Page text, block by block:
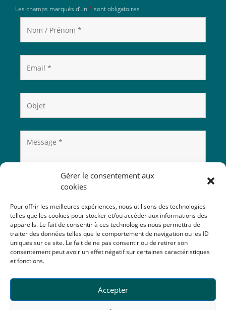
Gérer le consentement aux
cookies
Pour offrir les meilleures expériences, nous utilisons des technologies
telles que les cookies pour stocker et/ou accéder aux informations des
appareils. Le fait de consentir à ces technologies nous permettra de
traiter des données telles que le comportement de navigation ou les ID
uniques sur ce site. Le fait de ne pas consentir ou de retirer son
consentement peut avoir un effet négatif sur certaines caractéristiques
et fonctions.
Accepter
Les champs marqués d’un * sont obligatoires